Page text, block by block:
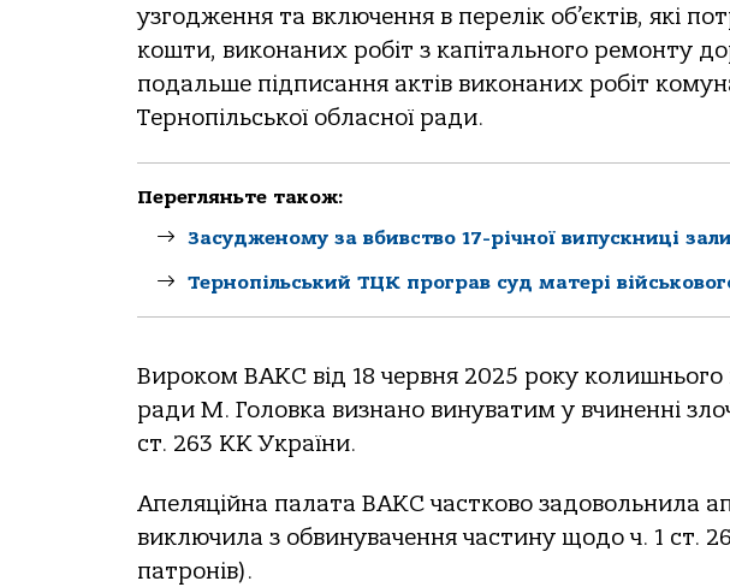
узгодження та включення в перелік об’єктів, які
кошти, виконаних робіт з капітального ремонту
подальше підписання актів виконаних робіт
Тернопільської обласної ради.
Перегляньте також:
Засудженому за вбивство 17-річної випускниці
Тернопільський ТЦК програв суд матері
Вироком ВАКС від 18 червня 2025 року колишнього
ради М. Головка визнано винуватим у вчиненні
ст. 263 КК України.
Апеляційна палата ВАКС частково задовольнила
виключила з обвинувачення частину щодо ч. 1 ст.
патронів).